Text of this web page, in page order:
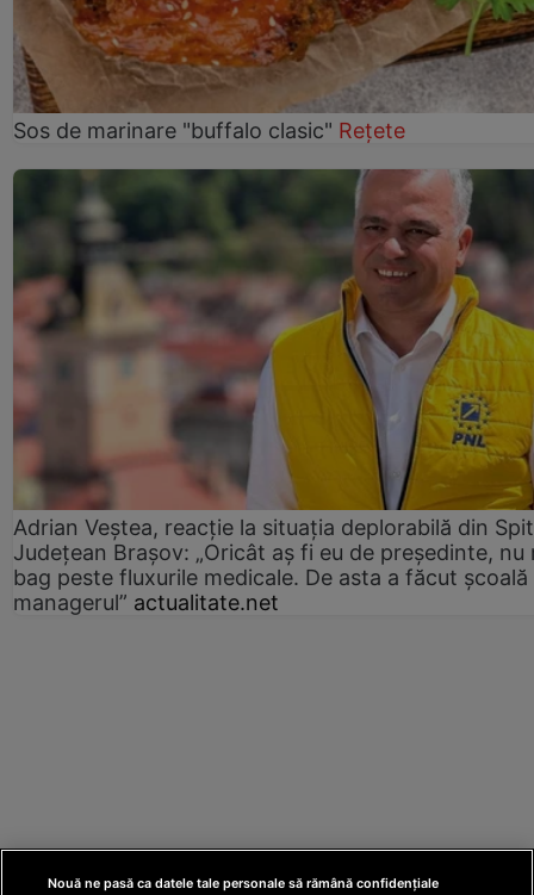
Sos de marinare "buffalo clasic" Rețete
Adrian Veștea, reacție la situația deplorabilă din
Județean Brașov: „Oricât aș fi eu de președinte, nu
bag peste fluxurile medicale. De asta a făcut școală
managerul” actualitate.net
Nouă ne pasă ca datele tale personale să rămână confidențiale